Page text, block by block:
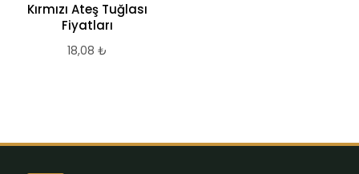
Kırmızı Ateş Tuğlası
Fiyatları
18,08 ₺